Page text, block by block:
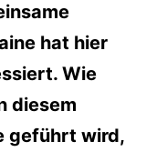
hat hier
Wie
diesem
geführt wird,